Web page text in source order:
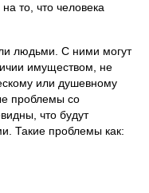
то, что человека
людьми. С ними могут
имуществом, не
или душевному
проблемы со
что будут
Такие проблемы как: